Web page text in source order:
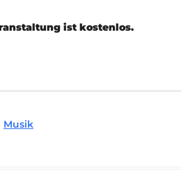
ist kostenlos.
Musik